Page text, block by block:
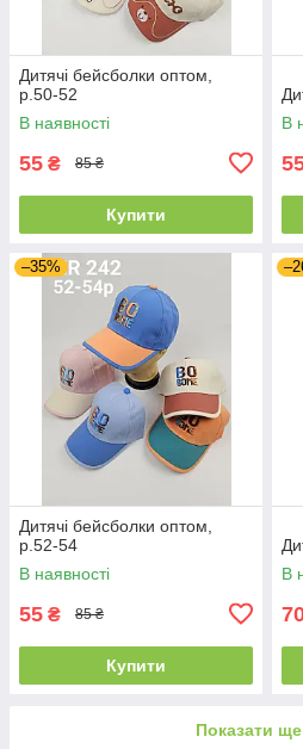
Дитячі бейсболки оптом,
р.50-52
В наявності
55 ₴ 85 ₴
Купити
В
–35%
Дитячі бейсболки оптом,
р.52-54
В наявності
55 ₴ 85 ₴
Купити
В
Показати ще